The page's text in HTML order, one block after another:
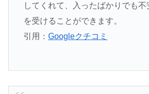
してくれて、入ったばかりでも
を受けることができます。
引用： Googleクチコミ